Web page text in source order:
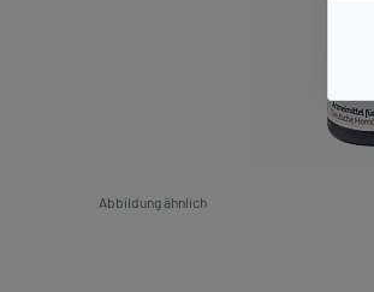
Abbildung ähnlich